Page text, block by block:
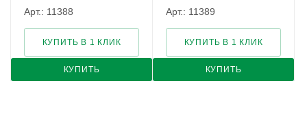
Арт.: 11388
КУПИТЬ
КУПИТЬ В 1 КЛИК
Арт.: 11389
КУПИТЬ
КУПИТЬ В 1 КЛИК